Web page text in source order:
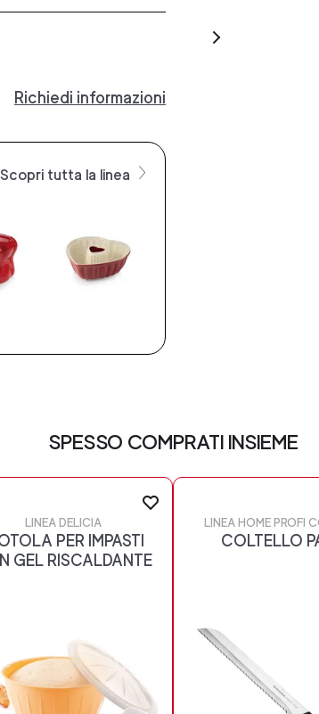
Richiedi informazioni
Scopri tutta la linea
SPESSO COMPRATI INSIEME
LINEA DELICIA
PER IMPASTI
GEL RISCALDANTE
LINEA HOME PROFI
COLTELLO